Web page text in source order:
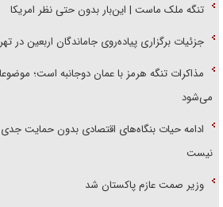
تنگه ملک ماست | این‌بار بدون حتی نظر امریکا
جزئیات برگزاری پیاده‌روی جاماندگان اربعین در
مذاکرات تنگه هرمز با عمان دوجانبه است؛
می‌شود
ادامه حیات بنگاه‌های اقتصادی بدون حمایت
نیست
وزیر صمت عازم پاکستان شد